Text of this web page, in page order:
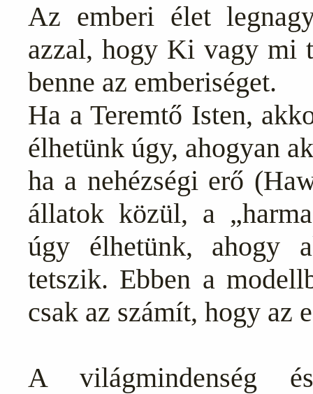
Az emberi élet
azzal, hogy Ki vagy mi
benne az emberiséget.
Ha a Teremtő Isten,
élhetünk úgy, ahogyan
ha a nehézségi erő
állatok közül, a
úgy élhetünk, ahogy
tetszik. Ebben a
csak az számít, hogy az
A világmindenség